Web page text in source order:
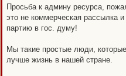
н
е
е
п
р
о
ч
т
а
н
Просьба к админу ресурса,
это не коммерческая рассылка
партию в гос. думу!
Мы такие простые люди,
лучше жизнь в нашей стране.